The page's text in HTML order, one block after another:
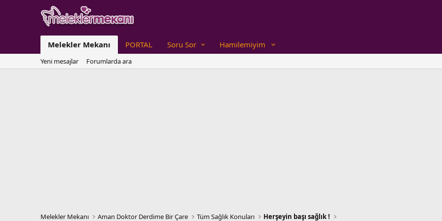
Melekler Mekanı PORTAL Soru Sor Hamilemiyim
Yeni mesajlar Forumlarda ara
Melekler Mekanı Aman Doktor Derdime Bir Çare Tüm Sağlık Konuları Herşeyin başı sağlık !